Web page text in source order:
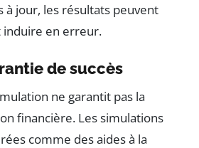
jour, les résultats peuvent
induire en erreur.
de succès
ne garantit pas la
financière. Les simulations
comme des aides à la